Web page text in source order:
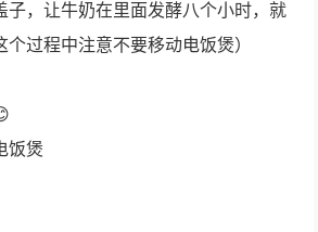
子，让牛奶在里面发酵八个小时，就
过程中注意不要移动电饭煲）
饭煲